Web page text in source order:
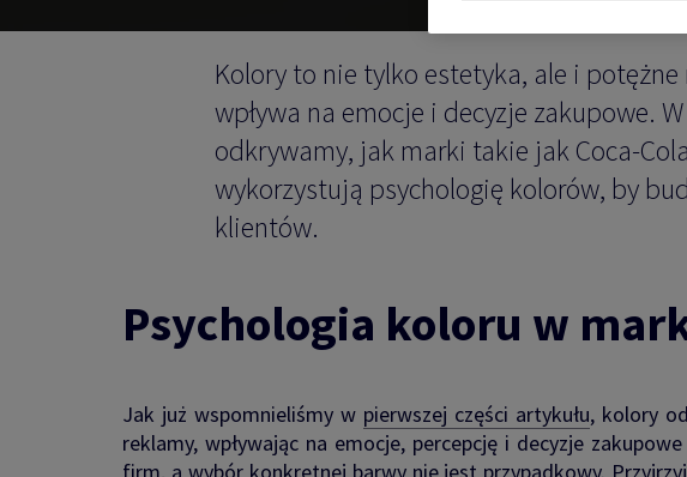
Kolory to nie tylko estetyka, ale i
wpływa na emocje i decyzje zakupowe.
odkrywamy, jak marki takie jak Coca-
wykorzystują psychologię kolorów, by
klientów.
Psychologia koloru w
Jak już wspomnieliśmy w pierwszej części artykułu, kolory
reklamy, wpływając na emocje, percepcję i decyzje